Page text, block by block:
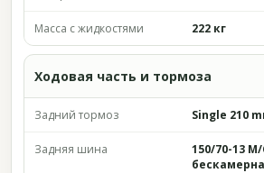
Масса с жидкостями 222 кг
Ходовая часть и тормоза
Задний тормоз Single 210
Задняя шина
150/70-13 M/